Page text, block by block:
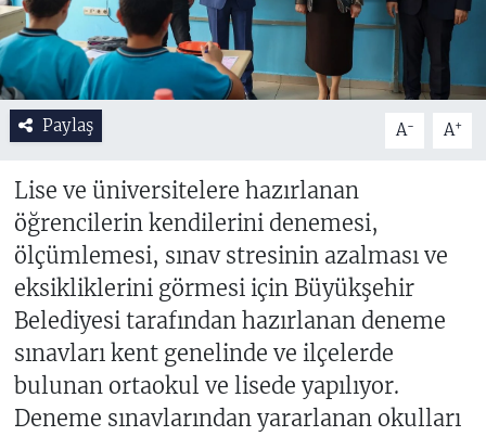
Paylaş A- A+
Lise ve üniversitelere hazırlanan
öğrencilerin kendilerini denemesi,
ölçümlemesi, sınav stresinin azalması ve
eksikliklerini görmesi için Büyükşehir
Belediyesi tarafından hazırlanan deneme
sınavları kent genelinde ve ilçelerde
bulunan ortaokul ve lisede yapılıyor.
Deneme sınavlarından yararlanan okulları